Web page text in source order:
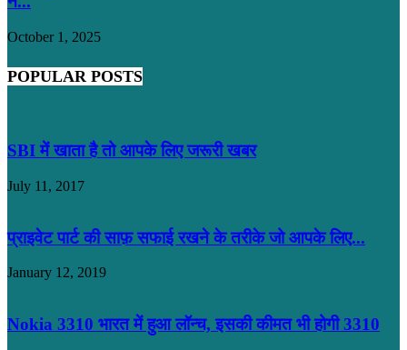
October 1, 2025
POPULAR POSTS
SBI में खाता है तो आपके लिए जरूरी खबर
July 11, 2017
प्राइवेट पार्ट की साफ़ सफाई रखने के तरीके जो आपके लिए...
January 12, 2019
Nokia 3310 भारत में हुआ लॉन्च, इसकी कीमत भी होगी 3310